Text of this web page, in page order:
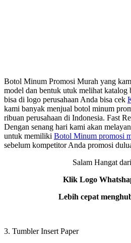
Botol Minum Promosi Murah yang
model dan bentuk utuk melihat
bisa di logo perusahaan Anda bisa cek
kami banyak menjual botol minum
ribuan perusahaan di Indonesia. Fast
Dengan senang hari kami akan
untuk memiliki Botol Minum promosi
sebelum kompetitor Anda promosi
Salam Hangat
Klik Logo
Lebih cepat
3. Tumbler Insert Paper